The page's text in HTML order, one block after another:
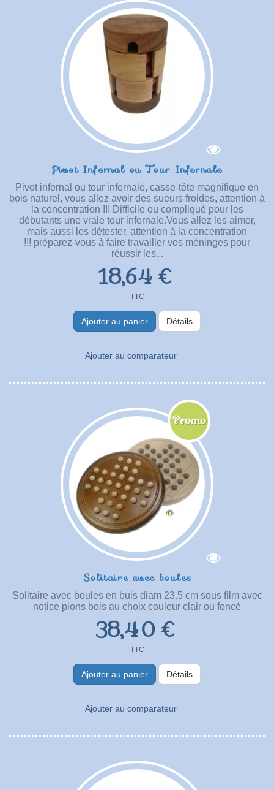
Pivot Infernal ou Tour Infernale
Pivot infernal ou tour infernale, casse-tête magnifique en
bois naturel, vous allez avoir des sueurs froides, attention à
la concentration !!! Difficile ou compliqué pour les
débutants une vraie tour infernale.Vous allez les aimer,
mais aussi les détester, attention à la concentration
!!! préparez-vous à faire travailler vos méninges pour
réussir les...
18,64 €
TTC
Ajouter au panier Détails
Ajouter au comparateur
Promo
!
Solitaire avec boules
Solitaire avec boules en buis diam 23.5 cm sous film avec
notice pions bois au choix couleur clair ou foncé
38,40 €
TTC
Ajouter au panier Détails
Ajouter au comparateur